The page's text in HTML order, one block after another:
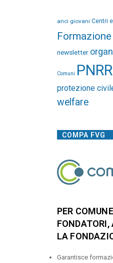
anci giovani Centri
Formazione
newsletter
Comuni PNRR
protezione
welfare
COMPA FVG
PER
FONDATORI,
LA
Garantisce